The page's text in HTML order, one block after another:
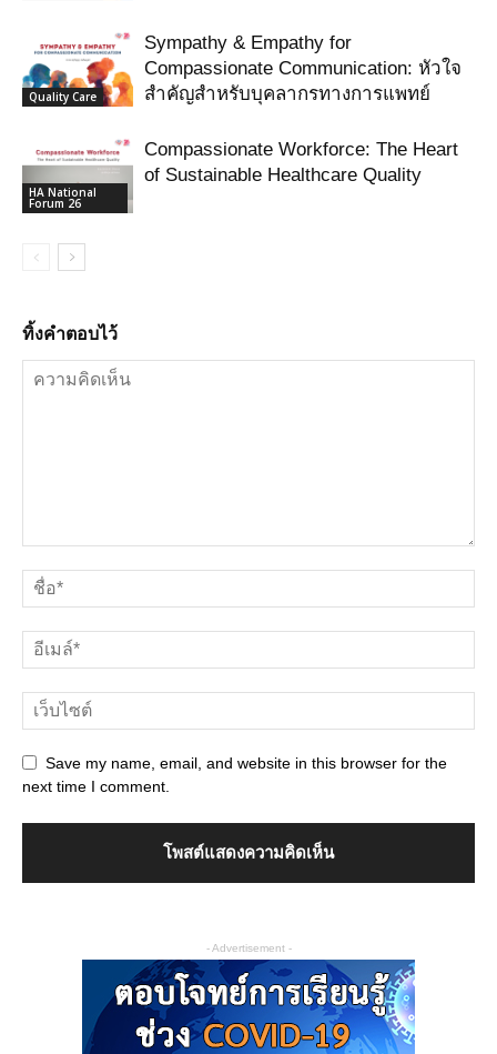
Quality Care
Sympathy & Empathy for
Compassionate Communication: หัวใจ
สำคัญสำหรับบุคลากรทางการแพทย์
HA National
Forum 26
Compassionate Workforce: The Heart
of Sustainable Healthcare Quality
ทิ้งคำตอบไว้
Save my name, email, and website in this browser for the
next time I comment.
- Advertisement -